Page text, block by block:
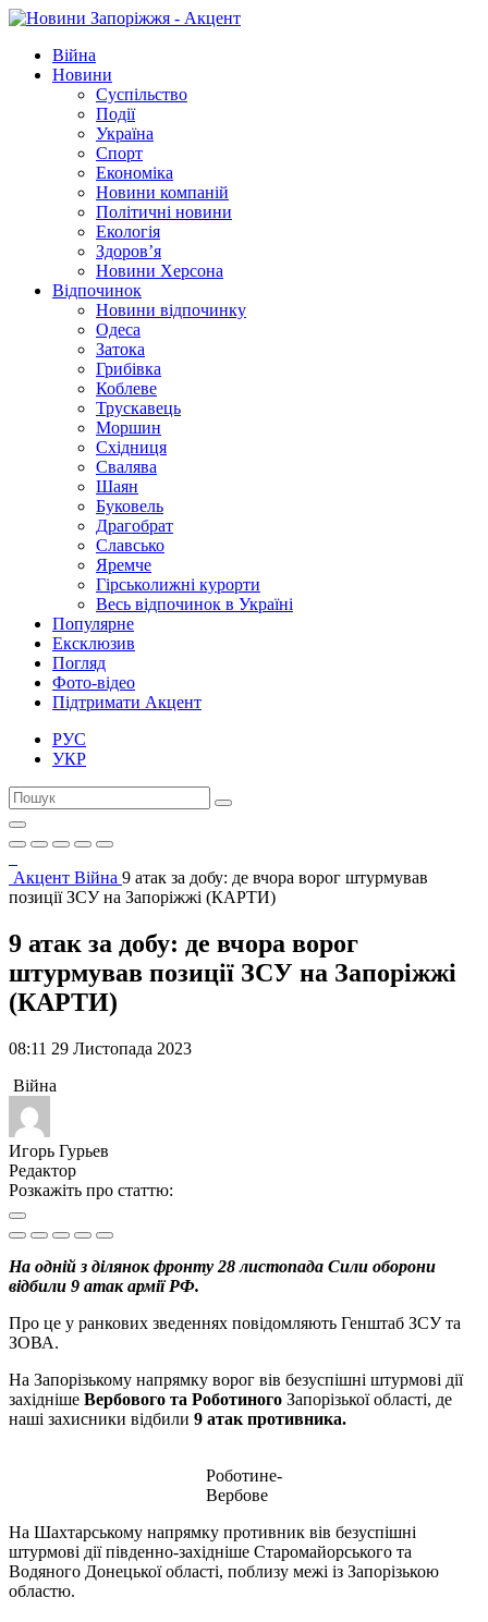
Війна
Новини
Суспільство
Події
Україна
Спорт
Економіка
Новини компаній
Політичні новини
Екологія
Здоров’я
Новини Херсона
Відпочинок
Новини відпочинку
Одеса
Затока
Грибівка
Коблеве
Трускавець
Моршин
Східниця
Свалява
Шаян
Буковель
Драгобрат
Славсько
Яремче
Гірськолижні курорти
Весь відпочинок в Україні
Популярне
Ексклюзив
Погляд
Фото-відео
Підтримати Акцент
РУС
УКР
Акцент Війна 9 атак за добу: де вчора ворог штурмував
позиції ЗСУ на Запоріжжі (КАРТИ)
9 атак за добу: де вчора ворог
штурмував позиції ЗСУ на Запоріжжі
(КАРТИ)
08:11 29 Листопада 2023
Війна
Игорь Гурьев
Редактор
Розкажіть про статтю:
На одній з ділянок фронту 28 листопада Сили оборони
відбили 9 атак армії РФ.
Про це у ранкових зведеннях повідомляють Генштаб ЗСУ та
ЗОВА.
На Запорізькому напрямку ворог вів безуспішні штурмові дії
західніше Вербового та Роботиного Запорізької області, де
наші захисники відбили 9 атак противника.
Роботине-
Вербове
На Шахтарському напрямку противник вів безуспішні
штурмові дії південно-західніше Старомайорського та
Водяного Донецької області, поблизу межі із Запорізькою
областю.